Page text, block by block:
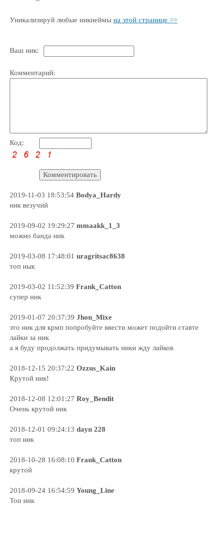
Уникализируй любые никнеймы на этой странице >>
Ваш ник:
Комментарий:
Код:
2019-11-03 18:53:54 Bodya_Hardy
ник везучий
2019-09-02 19:29:27 mmaakk_1_3
можно банда ник
2019-03-08 17:48:01 uragritsac8638
топ нык
2019-03-02 11:52:39 Frank_Catton
супер ник
2019-01-07 20:37:39 Jhon_Mixe
это ник для крмп попробуйте ввести может подойти ставте
лайки за ник
а я буду продолжать придумывать ники жду лайков
2018-12-15 20:37:22 Ozzus_Kain
Крутой ник!
2018-12-08 12:01:27 Roy_Bendit
Очень крутой ник
2018-12-01 09:24:13 dayn 228
топ ник
2018-10-28 16:08:10 Frank_Catton
крутой
2018-09-24 16:54:59 Young_Line
Топ ник